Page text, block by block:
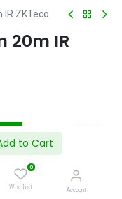
to Cart
0
Wishlist Account
ZKTeco
20m IR